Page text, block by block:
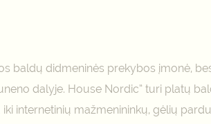
baldų didmeninės prekybos įmonė,
dalyje. House Nordic” turi platų
internetinių mažmenininkų, gėlių